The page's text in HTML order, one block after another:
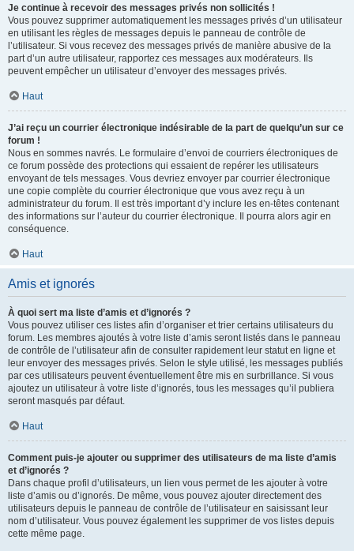
Je continue à recevoir des messages privés non sollicités !
Vous pouvez supprimer automatiquement les messages privés d’un utilisateur
en utilisant les règles de messages depuis le panneau de contrôle de
l’utilisateur. Si vous recevez des messages privés de manière abusive de la
part d’un autre utilisateur, rapportez ces messages aux modérateurs. Ils
peuvent empêcher un utilisateur d’envoyer des messages privés.
Haut
J’ai reçu un courrier électronique indésirable de la part de quelqu’un sur ce
forum !
Nous en sommes navrés. Le formulaire d’envoi de courriers électroniques de
ce forum possède des protections qui essaient de repérer les utilisateurs
envoyant de tels messages. Vous devriez envoyer par courrier électronique
une copie complète du courrier électronique que vous avez reçu à un
administrateur du forum. Il est très important d’y inclure les en-têtes contenant
des informations sur l’auteur du courrier électronique. Il pourra alors agir en
conséquence.
Haut
Amis et ignorés
À quoi sert ma liste d’amis et d’ignorés ?
Vous pouvez utiliser ces listes afin d’organiser et trier certains utilisateurs du
forum. Les membres ajoutés à votre liste d’amis seront listés dans le panneau
de contrôle de l’utilisateur afin de consulter rapidement leur statut en ligne et
leur envoyer des messages privés. Selon le style utilisé, les messages publiés
par ces utilisateurs peuvent éventuellement être mis en surbrillance. Si vous
ajoutez un utilisateur à votre liste d’ignorés, tous les messages qu’il publiera
seront masqués par défaut.
Haut
Comment puis-je ajouter ou supprimer des utilisateurs de ma liste d’amis
et d’ignorés ?
Dans chaque profil d’utilisateurs, un lien vous permet de les ajouter à votre
liste d’amis ou d’ignorés. De même, vous pouvez ajouter directement des
utilisateurs depuis le panneau de contrôle de l’utilisateur en saisissant leur
nom d’utilisateur. Vous pouvez également les supprimer de vos listes depuis
cette même page.